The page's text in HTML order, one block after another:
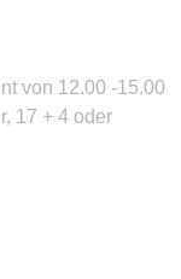
von 12.00 -15.00
17 + 4 oder